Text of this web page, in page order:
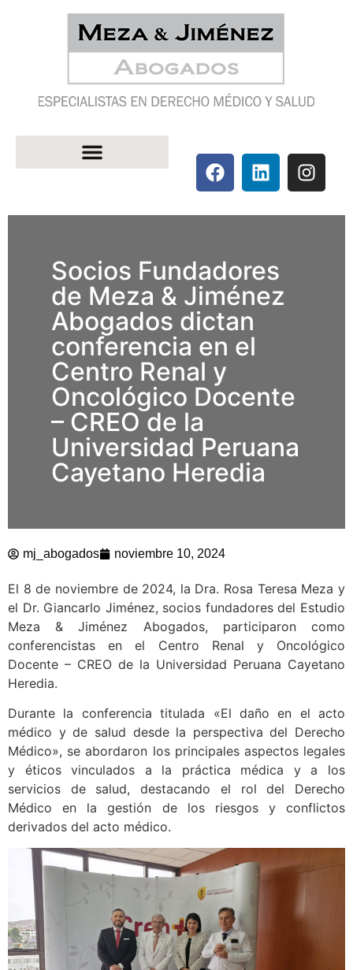
Socios Fundadores
de Meza & Jiménez
Abogados dictan
conferencia en el
Centro Renal y
Oncológico Docente
– CREO de la
Universidad Peruana
Cayetano Heredia
mj_abogados noviembre 10, 2024
El 8 de noviembre de 2024, la Dra. Rosa Teresa Meza y
el Dr. Giancarlo Jiménez, socios fundadores del Estudio
Meza & Jiménez Abogados, participaron como
conferencistas en el Centro Renal y Oncológico
Docente – CREO de la Universidad Peruana Cayetano
Heredia.
Durante la conferencia titulada «El daño en el acto
médico y de salud desde la perspectiva del Derecho
Médico», se abordaron los principales aspectos legales
y éticos vinculados a la práctica médica y a los
servicios de salud, destacando el rol del Derecho
Médico en la gestión de los riesgos y conflictos
derivados del acto médico.